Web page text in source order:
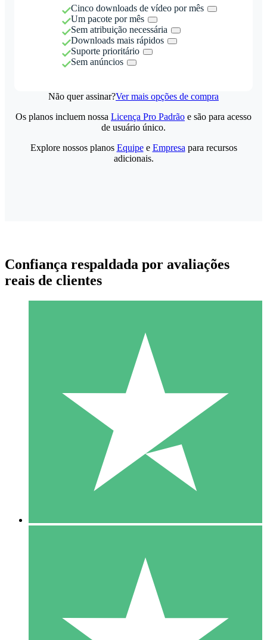
Cinco downloads de vídeo por mês
Um pacote por mês
Sem atribuição necessária
Downloads mais rápidos
Suporte prioritário
Sem anúncios
Não quer assinar?Ver mais opções de compra
Pacotes de Créditos Individuais
Pague conforme o uso com créditos de download. Sem
1000
10 Downloads
20 00
Os planos incluem nossa Licença Pro Padrão e são para acesso
de usuário único.
Explore nossos planos Equipee Empresa para recursos
adicionais.
Confiança respaldada por avaliações
reais de clientes